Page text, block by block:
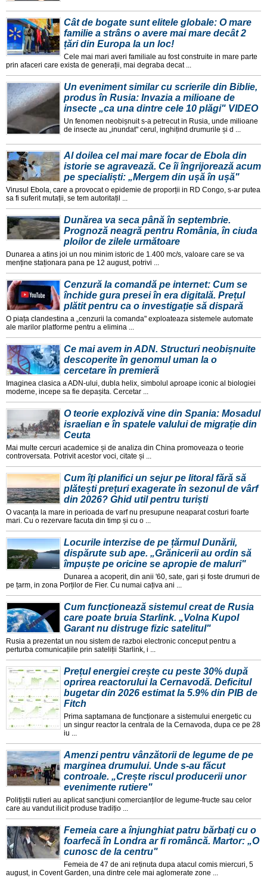
Cât de bogate sunt elitele globale: O mare
familie a strâns o avere mai mare decât 2
țări din Europa la un loc!
Cele mai mari averi familiale au fost construite in mare parte
prin afaceri care exista de generații, mai degraba decat ...
Un eveniment similar cu scrierile din Biblie,
produs în Rusia: Invazia a milioane de
insecte „ca una dintre cele 10 plăgi" VIDEO
Un fenomen neobișnuit s-a petrecut in Rusia, unde milioane
de insecte au „inundat" cerul, inghițind drumurile și d ...
Al doilea cel mai mare focar de Ebola din
istorie se agravează. Ce îi îngrijorează acum
pe specialiști: „Mergem din ușă în ușă"
Virusul Ebola, care a provocat o epidemie de proporții in RD Congo, s-ar putea
sa fi suferit mutații, se tem autoritațil ...
Dunărea va seca până în septembrie.
Prognoză neagră pentru România, în ciuda
ploilor de zilele următoare
Dunarea a atins joi un nou minim istoric de 1.400 mc/s, valoare care se va
menține staționara pana pe 12 august, potrivi ...
Cenzură la comandă pe internet: Cum se
închide gura presei în era digitală. Prețul
plătit pentru ca o investigație să dispară
O piața clandestina a „cenzurii la comanda" exploateaza sistemele automate
ale marilor platforme pentru a elimina ...
Ce mai avem in ADN. Structuri neobișnuite
descoperite în genomul uman la o
cercetare în premieră
Imaginea clasica a ADN-ului, dubla helix, simbolul aproape iconic al biologiei
moderne, incepe sa fie depașita. Cercetar ...
O teorie explozivă vine din Spania: Mosadul
israelian e în spatele valului de migrație din
Ceuta
Mai multe cercuri academice și de analiza din China promoveaza o teorie
controversata. Potrivit acestor voci, citate și ...
Cum îți planifici un sejur pe litoral fără să
plătești prețuri exagerate în sezonul de vârf
din 2026? Ghid util pentru turiști
O vacanța la mare in perioada de varf nu presupune neaparat costuri foarte
mari. Cu o rezervare facuta din timp și cu o ...
Locurile interzise de pe țărmul Dunării,
dispărute sub ape. „Grănicerii au ordin să
împuște pe oricine se apropie de maluri"
Dunarea a acoperit, din anii '60, sate, gari și foste drumuri de
pe țarm, in zona Porților de Fier. Cu numai cațiva ani ...
Cum funcționează sistemul creat de Rusia
care poate bruia Starlink. „Volna Kupol
Garant nu distruge fizic satelitul"
Rusia a prezentat un nou sistem de razboi electronic conceput pentru a
perturba comunicațiile prin sateliții Starlink, i ...
Prețul energiei crește cu peste 30% după
oprirea reactorului la Cernavodă. Deficitul
bugetar din 2026 estimat la 5.9% din PIB de
Fitch
Prima saptamana de funcționare a sistemului energetic cu
un singur reactor la centrala de la Cernavoda, dupa ce pe 28
iu ...
Amenzi pentru vânzătorii de legume de pe
marginea drumului. Unde s-au făcut
controale. „Crește riscul producerii unor
evenimente rutiere"
Polițiștii rutieri au aplicat sancțiuni comercianților de legume-fructe sau celor
care au vandut ilicit produse tradițio ...
Femeia care a înjunghiat patru bărbați cu o
foarfecă în Londra ar fi româncă. Martor: „O
cunosc de la centru"
Femeia de 47 de ani reținuta dupa atacul comis miercuri, 5
august, in Covent Garden, una dintre cele mai aglomerate zone ...